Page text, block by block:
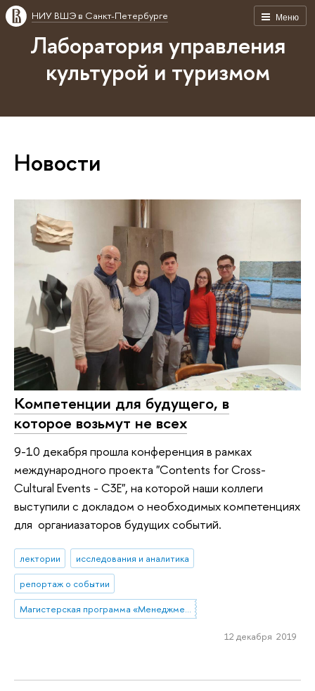
Меню
НИУ ВШЭ в Санкт-Петербурге
Лаборатория управления
культурой и туризмом
Новости
Компетенции для будущего, в
которое возьмут не всех
9-10 декабря прошла конференция в рамках
международного проекта "Contents for Cross-
Cultural Events - C3E", на которой наши коллеги
выступили с докладом о необходимых компетенциях
для органиазаторов будущих событий.
лектории
исследования и аналитика
репортаж о событии
Магистерская программа «Менеджмент в индустрии впечатлений»
12 декабря 2019